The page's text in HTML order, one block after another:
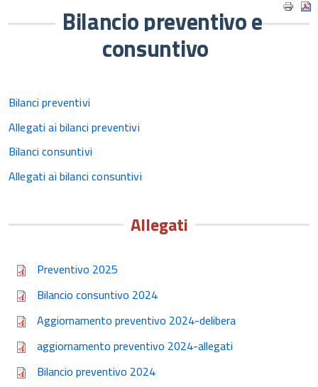
Bilancio preventivo e
consuntivo
Bilanci preventivi
Allegati ai bilanci preventivi
Bilanci consuntivi
Allegati ai bilanci consuntivi
Allegati
Preventivo 2025
Bilancio consuntivo 2024
Aggiornamento preventivo 2024-delibera
aggiornamento preventivo 2024-allegati
Bilancio preventivo 2024